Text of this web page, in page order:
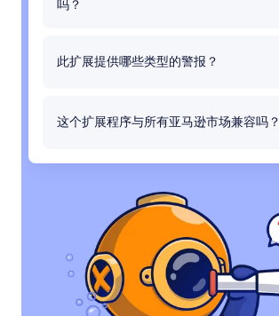
吗？
能。
此扩展提供哪些类型的警报？
论提醒等等。
这个扩展程序与所有亚马逊市场兼容吗？